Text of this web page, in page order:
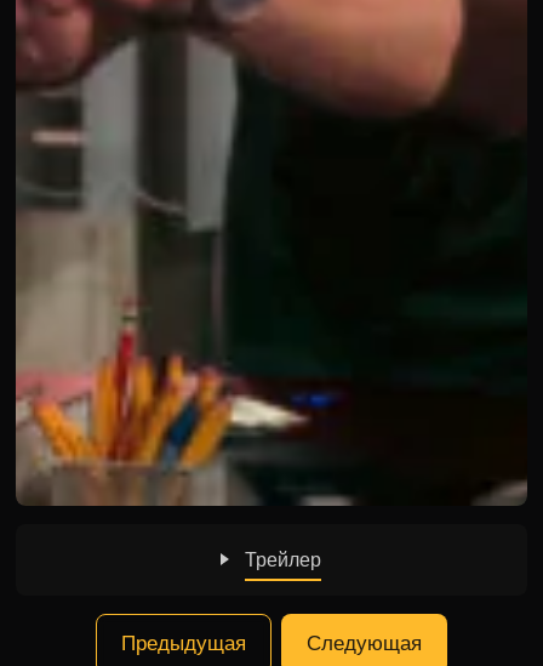
Трейлер
Предыдущая Следующая